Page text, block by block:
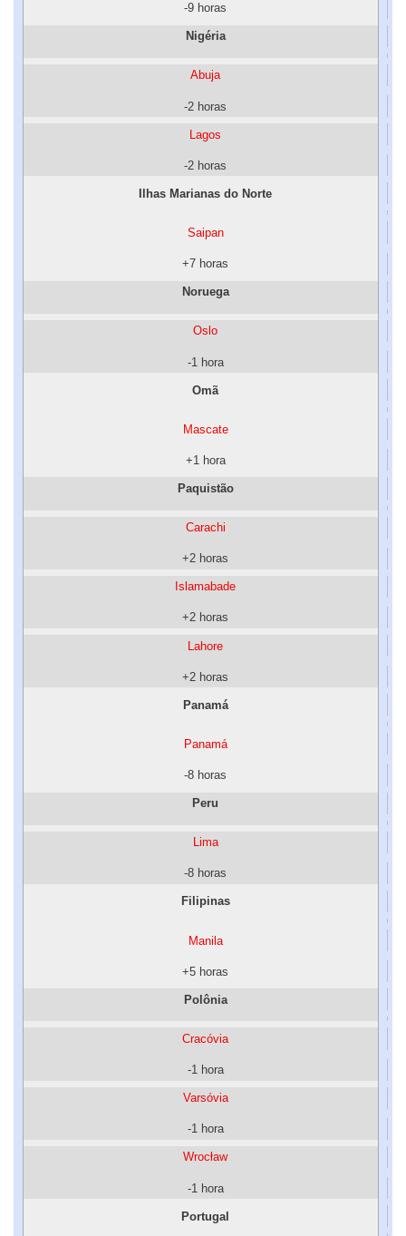
-9 horas
Nigéria
Abuja
-2 horas
Lagos
-2 horas
Ilhas Marianas do Norte
Saipan
+7 horas
Noruega
Oslo
-1 hora
Omã
Mascate
+1 hora
Paquistão
Carachi
+2 horas
Islamabade
+2 horas
Lahore
+2 horas
Panamá
Panamá
-8 horas
Peru
Lima
-8 horas
Filipinas
Manila
+5 horas
Polônia
Cracóvia
-1 hora
Varsóvia
-1 hora
Wrocław
-1 hora
Portugal